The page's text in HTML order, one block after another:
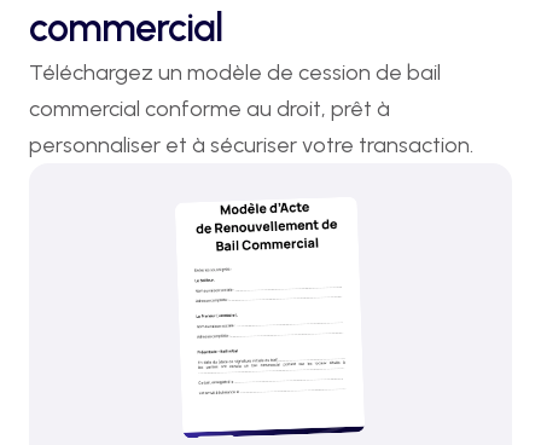
commercial
Téléchargez un modèle de cession de bail
commercial conforme au droit, prêt à
personnaliser et à sécuriser votre transaction.